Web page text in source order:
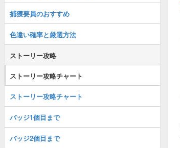
捕獲要員のおすすめ
色違い確率と厳選方法
ストーリー攻略
ストーリー攻略チャート
ストーリー攻略チャート
バッジ1個目まで
バッジ2個目まで